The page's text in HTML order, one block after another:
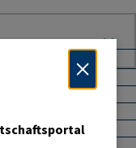
Drittländern
und Präferenzen